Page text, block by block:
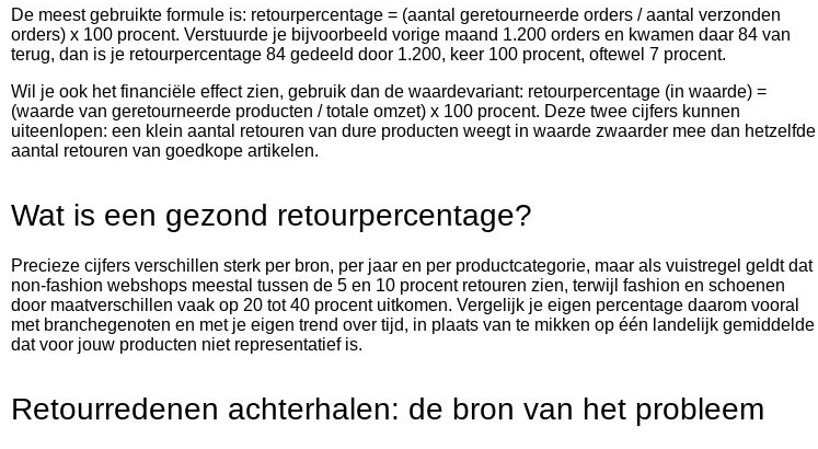
De meest gebruikte formule is: retourpercentage = (aantal geretourneerde orders / aantal verzonden
orders) x 100 procent. Verstuurde je bijvoorbeeld vorige maand 1.200 orders en kwamen daar 84 van
terug, dan is je retourpercentage 84 gedeeld door 1.200, keer 100 procent, oftewel 7 procent.
Wil je ook het financiële effect zien, gebruik dan de waardevariant: retourpercentage (in waarde) =
(waarde van geretourneerde producten / totale omzet) x 100 procent. Deze twee cijfers kunnen
uiteenlopen: een klein aantal retouren van dure producten weegt in waarde zwaarder mee dan hetzelfde
aantal retouren van goedkope artikelen.
Wat is een gezond retourpercentage?
Precieze cijfers verschillen sterk per bron, per jaar en per productcategorie, maar als vuistregel geldt dat
non-fashion webshops meestal tussen de 5 en 10 procent retouren zien, terwijl fashion en schoenen
door maatverschillen vaak op 20 tot 40 procent uitkomen. Vergelijk je eigen percentage daarom vooral
met branchegenoten en met je eigen trend over tijd, in plaats van te mikken op één landelijk gemiddelde
dat voor jouw producten niet representatief is.
Retourredenen achterhalen: de bron van het probleem